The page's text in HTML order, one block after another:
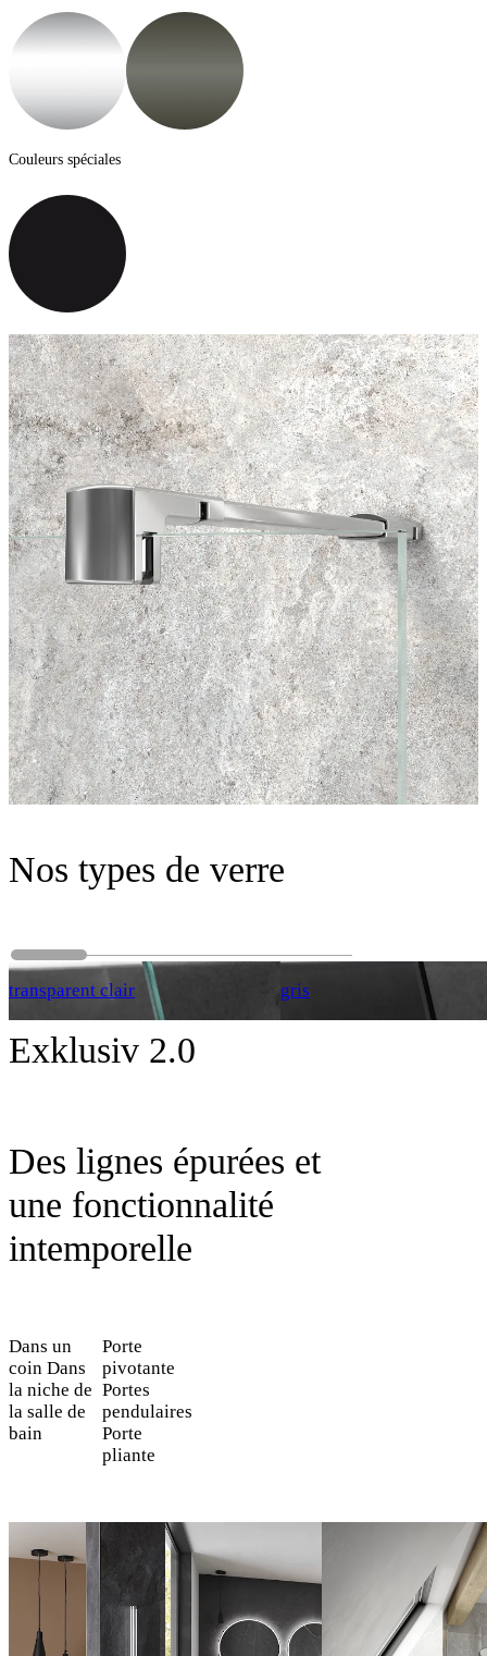
Couleurs spéciales
Nos types de verre
transparent clair gris
Exklusiv 2.0
Des lignes épurées et
une fonctionnalité
intemporelle
Dans un
coin Dans
la niche de
la salle de
bain
Porte
pivotante
Portes
pendulaires
Porte
pliante